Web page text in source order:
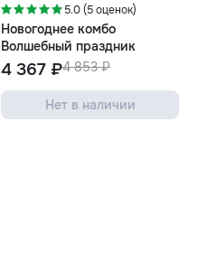
5.0 (5 оценок)
Новогоднее комбо
Волшебный праздник
4 853 ₽
4 367 ₽
Нет в наличии